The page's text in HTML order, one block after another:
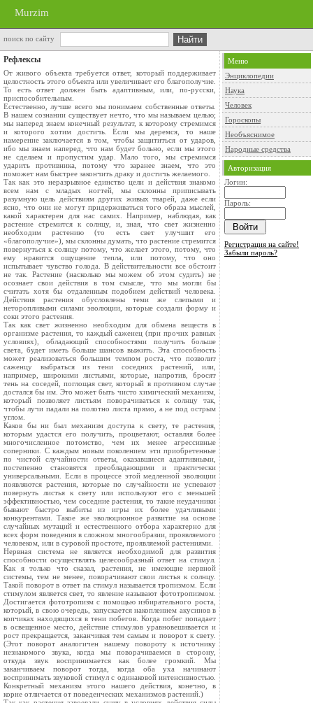
Murzim
поиск по сайту
Рефлексы
От живого объекта требуется ответ, который поддерживает
целостность этого объекта или увеличивает его благополучие.
То есть ответ должен быть адаптивным, или, по-русски,
приспособительным.
Естественно, лучше всего мы понимаем собственные ответы.
В нашем сознании существует нечто, что мы называем целью;
мы наперед знаем конечный результат, к которому стремимся
и которого хотим достичь. Если мы деремся, то наше
намерение заключается в том, чтобы защититься от ударов,
ибо мы знаем наперед, что нам будет больно, если мы этого
не сделаем и пропустим удар. Мало того, мы стремимся
ударить противника, потому что заранее знаем, что это
поможет нам быстрее закончить драку и достичь желаемого.
Так как это неразрывное единство цели и действия знакомо
всем нам с младых ногтей, мы склонны приписывать
разумную цель действиям других живых тварей, даже если
ясно, что они не могут придерживаться того образа мыслей,
какой характерен для нас самих. Например, наблюдая, как
растение стремится к солнцу, и, зная, что свет жизненно
необходим растению (то есть свет улучшит его
«благополучие»), мы склонны думать, что растение стремится
повернуться к солнцу потому, что желает этого, потому, что
ему нравится ощущение тепла, или потому, что оно
испытывает чувство голода. В действительности все обстоит
не так. Растение (насколько мы можем об этом судить) не
осознает свои действия в том смысле, что мы могли бы
считать хотя бы отдаленным подобием действий человека.
Действия растения обусловлены теми же слепыми и
неторопливыми силами эволюции, которые создали форму и
соки этого растения.
Так как свет жизненно необходим для обмена веществ в
организме растения, то каждый саженец (при прочих равных
условиях), обладающий способностями получить больше
света, будет иметь больше шансов выжить. Эта способность
может реализоваться большим темпом роста, что позволит
саженцу выбраться из тени соседних растений, или,
например, широкими листьями, которые, напротив, бросят
тень на соседей, поглощая свет, который в противном случае
достался бы им. Это может быть чисто химический механизм,
который позволяет листьям поворачиваться к солнцу так,
чтобы лучи падали на полотно листа прямо, а не под острым
углом.
Каков бы ни был механизм доступа к свету, те растения,
которым удастся его получить, процветают, оставляя более
многочисленное потомство, чем их менее агрессивные
соперники. С каждым новым поколением эти приобретенные
по чистой случайности ответы, оказавшиеся адаптивными,
постепенно становятся преобладающими и практически
универсальными. Если в процессе этой медленной эволюции
появляются растения, которые по случайности не успевают
повернуть листья к свету или используют его с меньшей
эффективностью, чем соседние растения, то такие неудачники
бывают быстро выбиты из игры их более удачливыми
конкурентами. Такое же эволюционное развитие на основе
случайных мутаций и естественного отбора характерно для
всех форм поведения в сложном многообразии, проявляемого
человеком, или в суровой простоте, проявляемой растениями.
Нервная система не является необходимой для развития
способности осуществлять целесообразный ответ на стимул.
Как я только что сказал, растения, не имеющие нервной
системы, тем не менее, поворачивают свои листья к солнцу.
Такой поворот в ответ па стимул называется тропизмом. Если
стимулом является свет, то явление называют фототропизмом.
Достигается фототропизм с помощью избирательного роста,
который, в свою очередь, запускается накоплением акусинов в
копчиках находящихся в тени побегов. Когда побег попадает
в освещенное место, действие стимулов уравновешивается и
рост прекращается, заканчивая тем самым и поворот к свету.
(Этот поворот аналогичен нашему повороту к источнику
незнакомого звука, когда мы поворачиваемся в сторону,
откуда звук воспринимается как более громкий. Мы
заканчиваем поворот тогда, когда оба уха начинают
воспринимать звуковой стимул с одинаковой интенсивностью.
Конкретный механизм этого нашего действия, конечно, в
корне отличается от поведенческих механизмов растений.)
Меню
Энциклопедии
Наука
Человек
Гороскопы
Необъяснимое
Народные средства
Авторизация
Логин:
Пароль:
Регистрация на сайте!
Забыли пароль?